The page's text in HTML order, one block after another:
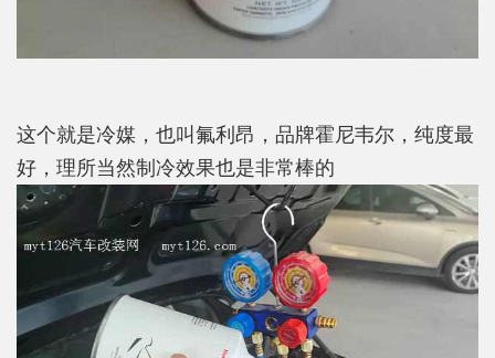
这个就是冷媒，也叫氟利昂，品牌霍尼韦尔，纯度最
好，理所当然制冷效果也是非常棒的